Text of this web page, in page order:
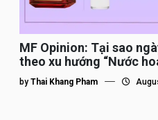
MF Opinion: Tại sao
theo xu hướng “Nước
by Thai Khang Pham